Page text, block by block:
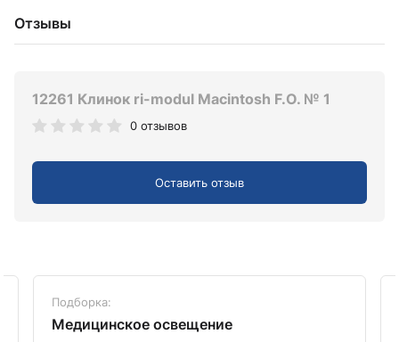
Отзывы
12261 Клинок ri-modul Macintosh F.O. № 1
0 отзывов
Оставить отзыв
Подборка:
Медицинское освещение